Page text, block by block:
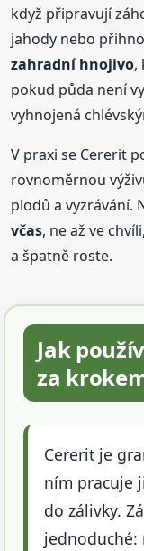
když připravují
jahody nebo
zahradní hnojivo,
pokud půda není
vyhnojená
V praxi se Cererit
rovnoměrnou
plodů a vyzrávání.
včas, ne až ve
a špatně roste.
Jak
za
Cererit je
ním pracuje
do zálivky.
jednoduché: